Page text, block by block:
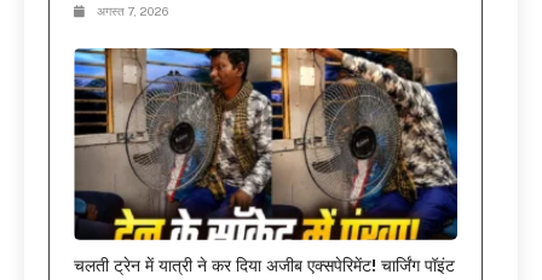
अगस्त 7, 2026
चलती ट्रेन में यात्री ने कर दिया अजीब एक्सपेरिमेंट! चार्जिंग पॉइंट